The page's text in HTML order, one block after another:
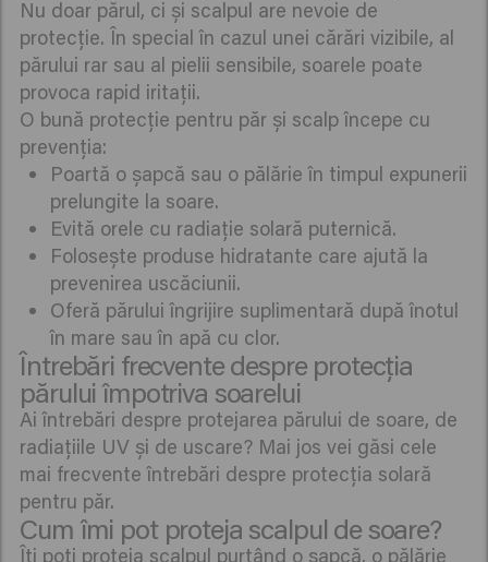
Nu doar părul, ci și scalpul are nevoie de
protecție. În special în cazul unei cărări vizibile, al
părului rar sau al pielii sensibile, soarele poate
provoca rapid iritații.
O bună protecție pentru păr și scalp începe cu
prevenția:
Poartă o șapcă sau o pălărie în timpul expunerii
prelungite la soare.
Evită orele cu radiație solară puternică.
Folosește produse hidratante care ajută la
prevenirea uscăciunii.
Oferă părului îngrijire suplimentară după înotul
în mare sau în apă cu clor.
Întrebări frecvente despre protecția
părului împotriva soarelui
Ai întrebări despre protejarea părului de soare, de
radiațiile UV și de uscare? Mai jos vei găsi cele
mai frecvente întrebări despre protecția solară
pentru păr.
Cum îmi pot proteja scalpul de soare?
Îți poți proteja scalpul purtând o șapcă, o pălărie